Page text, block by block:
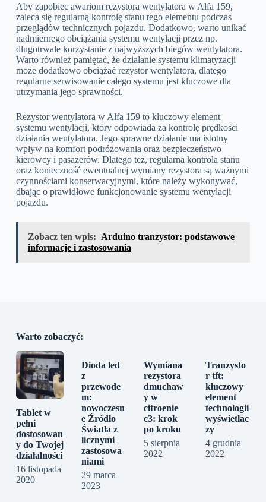
Aby zapobiec awariom rezystora wentylatora w Alfa 159,
zaleca się regularną kontrolę stanu tego elementu podczas
przeglądów technicznych pojazdu. Dodatkowo, warto unikać
nadmiernego obciążania systemu wentylacji przez np.
długotrwałe korzystanie z najwyższych biegów wentylatora.
Warto również pamiętać, że działanie systemu klimatyzacji
może dodatkowo obciążać rezystor wentylatora, dlatego
regularne serwisowanie całego systemu jest kluczowe dla
utrzymania jego sprawności.
Rezystor wentylatora w Alfa 159 to kluczowy element
systemu wentylacji, który odpowiada za kontrolę prędkości
działania wentylatora. Jego sprawne działanie ma istotny
wpływ na komfort podróżowania oraz bezpieczeństwo
kierowcy i pasażerów. Dlatego też, regularna kontrola stanu
oraz konieczność ewentualnej wymiany rezystora są ważnymi
czynnościami konserwacyjnymi, które należy wykonywać,
dbając o prawidłowe funkcjonowanie systemu wentylacji
pojazdu.
Zobacz ten wpis: Arduino tranzystor: podstawowe
informacje i zastosowania
Warto zobaczyć:
Tablet w
pełni
dostosowan
y do Twojej
działalności
16 listopada
2020
Dioda led
z
przewode
m:
nowoczesn
e Źródło
Światła z
licznymi
zastosowa
niami
29 marca
2023
Wymiana
rezystora
dmuchaw
y w
citroenie
c3: krok
po kroku
5 sierpnia
2022
Tranzysto
r tft:
kluczowy
element
technologii
wyświetlac
zy
4 grudnia
2022